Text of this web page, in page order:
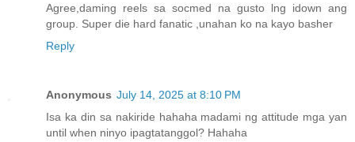
Agree,daming reels sa socmed na gusto lng idown ang
group. Super die hard fanatic ,unahan ko na kayo basher
Reply
Anonymous July 14, 2025 at 8:10 PM
Isa ka din sa nakiride hahaha madami ng attitude mga yan
until when ninyo ipagtatanggol? Hahaha